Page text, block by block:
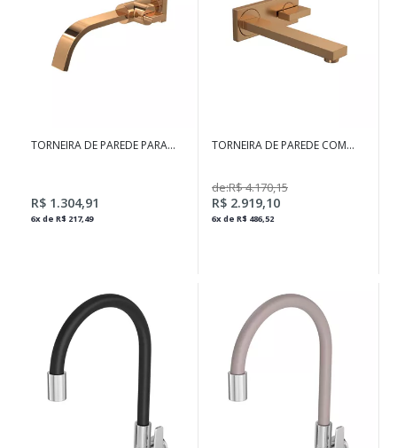
TORNEIRA DE PAREDE PARA
R$ 1.304,91
6x de R$ 217,49
TORNEIRA DE PAREDE COM
DREAM GOLD MATTE
de:R$ 4.170,15
R$ 2.919,10
6x de R$ 486,52